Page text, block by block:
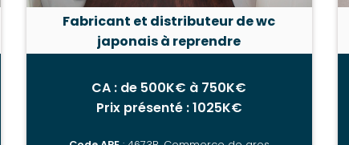
Fabricant et distributeur de wc
japonais à reprendre
CA : de 500K€ à 750K€
Prix présenté : 1025K€